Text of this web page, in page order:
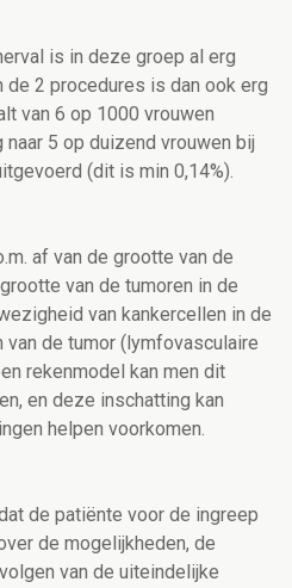
is in deze groep al erg
de 2 procedures is dan ook erg
van 6 op 1000 vrouwen
5 op duizend vrouwen bij
(dit is min 0,14%).
af van de grootte van de
van de tumoren in de
van kankercellen in de
de tumor (lymfovasculaire
rekenmodel kan men dit
en deze inschatting kan
helpen voorkomen.
de patiënte voor de ingreep
de mogelijkheden, de
van de uiteindelijke